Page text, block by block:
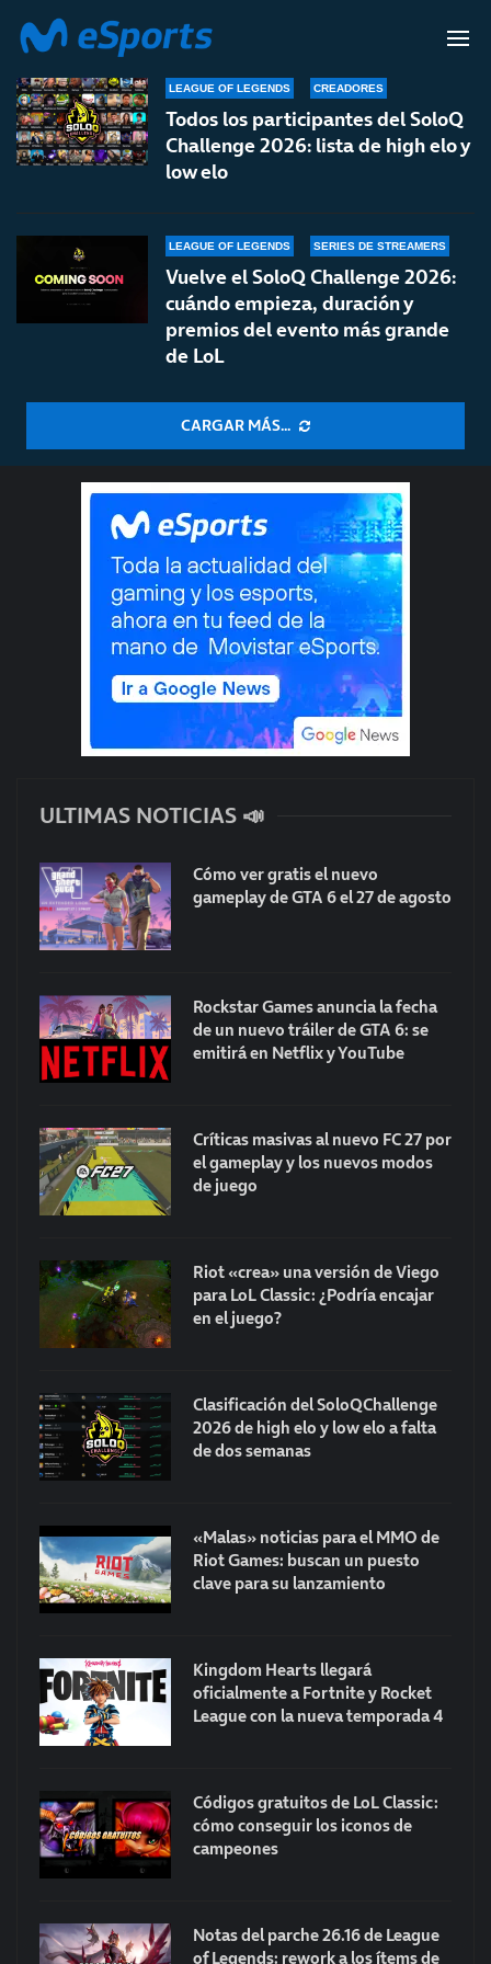
SOLOQ CHALLENGE
LEAGUE OF LEGENDS CREADORES
Todos los participantes del SoloQ
Challenge 2026: lista de high elo y
low elo
LEAGUE OF LEGENDS SERIES DE STREAMERS
Vuelve el SoloQ Challenge 2026:
cuándo empieza, duración y
premios del evento más grande
de LoL
CARGAR MÁS...
ULTIMAS NOTICIAS 📣
Cómo ver gratis el nuevo
gameplay de GTA 6 el 27 de agosto
Rockstar Games anuncia la fecha
de un nuevo tráiler de GTA 6: se
emitirá en Netflix y YouTube
Críticas masivas al nuevo FC 27 por
el gameplay y los nuevos modos
de juego
Riot «crea» una versión de Viego
para LoL Classic: ¿Podría encajar
en el juego?
Clasificación del SoloQChallenge
2026 de high elo y low elo a falta
de dos semanas
«Malas» noticias para el MMO de
Riot Games: buscan un puesto
clave para su lanzamiento
Kingdom Hearts llegará
oficialmente a Fortnite y Rocket
League con la nueva temporada 4
Códigos gratuitos de LoL Classic:
cómo conseguir los iconos de
campeones
Notas del parche 26.16 de League
of Legends: rework a los ítems de